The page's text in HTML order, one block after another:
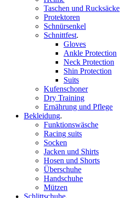
Taschen und Rucksäcke
Protektoren
Schnürsenkel
Schnittfest.
Gloves
Ankle Protection
Neck Protection
Shin Protection
Suits
Kufenschoner
Dry Training
Ernährung und Pflege
Bekleidung.
Funktionswäsche
Racing suits
Socken
Jacken und Shirts
Hosen und Shorts
Überschuhe
Handschuhe
Mützen
Schlittschuhe.